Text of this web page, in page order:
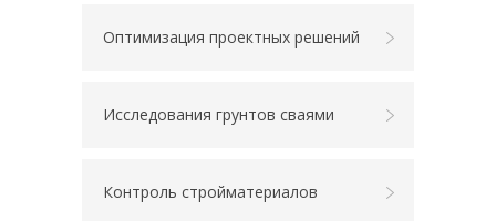
Оптимизация проектных решений
Исследования грунтов сваями
Контроль стройматериалов